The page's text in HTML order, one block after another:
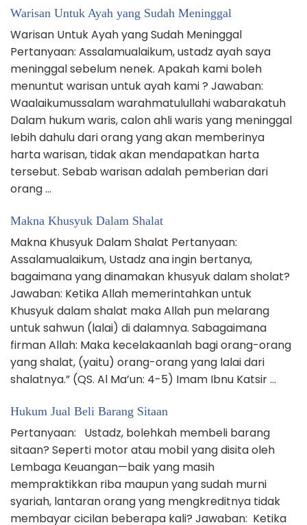
Warisan Untuk Ayah yang Sudah Meninggal
Warisan Untuk Ayah yang Sudah Meninggal
Pertanyaan: Assalamualaikum, ustadz ayah saya
meninggal sebelum nenek. Apakah kami boleh
menuntut warisan untuk ayah kami ? Jawaban:
Waalaikumussalam warahmatulullahi wabarakatuh
Dalam hukum waris, calon ahli waris yang meninggal
Iebih dahulu dari orang yang akan memberinya
harta warisan, tidak akan mendapatkan harta
tersebut. Sebab warisan adalah pemberian dari
orang …
Makna Khusyuk Dalam Shalat
Makna Khusyuk Dalam Shalat Pertanyaan:
Assalamualaikum, Ustadz ana ingin bertanya,
bagaimana yang dinamakan khusyuk dalam sholat?
Jawaban: Ketika Allah memerintahkan untuk
Khusyuk dalam shalat maka Allah pun melarang
untuk sahwun (lalai) di dalamnya. Sabagaimana
firman Allah: Maka kecelakaanlah bagi orang-orang
yang shalat, (yaitu) orang-orang yang lalai dari
shalatnya.” (QS. Al Ma’un: 4-5) Imam Ibnu Katsir …
Hukum Jual Beli Barang Sitaan
Pertanyaan: Ustadz, bolehkah membeli barang
sitaan? Seperti motor atau mobil yang disita oleh
Lembaga Keuangan—baik yang masih
mempraktikkan riba maupun yang sudah murni
syariah, lantaran orang yang mengkreditnya tidak
membayar cicilan beberapa kali? Jawaban: Ketika